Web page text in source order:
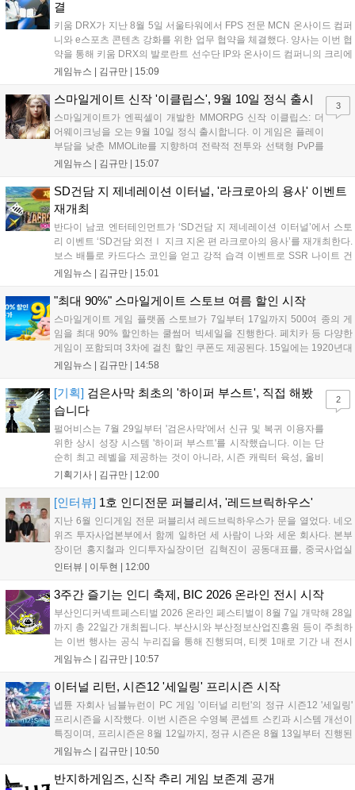
결
키움 DRX가 지난 8월 5일 서울타워에서 FPS 전문 MCN 온사이드 컴퍼
니와 e스포츠 콘텐츠 강화를 위한 업무 협약을 체결했다. 양사는 이번 협
약을 통해 키움 DRX의 발로란트 선수단 IP와 온사이드 컴퍼니의 크리에
이터 네트워크를 결합하여 정규 및 특별 콘텐츠를 공동 기획한다. 또한
오프라인 연계 프로그램을 순차적으로 선보이며 e스포츠 생태계 확장에
게임뉴스 | 김규만 | 15:09
스마일게이트 신작 '이클립스', 9월 10일 정식 출시
스마일게이트가 엔픽셀이 개발한 MMORPG 신작 이클립스: 더
어웨이크닝을 오는 9월 10일 정식 출시합니다. 이 게임은 플레이
부담을 낮춘 MMOLite를 지향하며 전략적 전투와 선택형 PvP를
특징으로 합니다. 현재 공식 홈페이지와 앱 마켓에서 사전등록을
니다. 또한 카카오톡 채널 추가 시 주차별 스페셜 쿠폰과 한정 스
킨, 경품 이벤트 등 풍성한 혜택을 마련해 이용자들의 기대를 모
으고 있습니다....
게임뉴스 | 김규만 | 15:07
3
SD건담 지 제네레이션 이터널, '라크로아의 용사' 이벤트
재개최
반다이 남코 엔터테인먼트가 ‘SD건담 지 제네레이션 이터널’에서 스토
리 이벤트 ‘SD건담 외전Ⅰ 지크 지온 편 라크로아의 용사’를 재개최한다.
보스 배틀로 카드다스 코인을 얻고 강적 습격 이벤트로 SSR 나이트 건
담을 획득할 수 있다. 로그인 보너스로 최대 다이아 3,000개를 지급하며,
원 증정한다. 또한 9월 30일까지 공식 유튜브에서 특별 프로그램을 시청
게임뉴스 | 김규만 | 15:01
"최대 90%" 스마일게이트 스토브 여름 할인 시작
스마일게이트 게임 플랫폼 스토브가 7일부터 17일까지 500여 종의 게
임을 최대 90% 할인하는 쿨썸머 빅세일을 진행한다. 페치카 등 다양한
게임이 포함되며 3차에 걸친 할인 쿠폰도 제공된다. 15일에는 1920년대
경성 배경의 신작 그날의 신문이 출시되며, 15일부터 17일까지는 국내
은 공식 페이지에서 확인 가능하다....
게임뉴스 | 김규만 | 14:58
[기획] 검은사막 최초의 '하이퍼 부스트', 직접 해봤
습니다
펄어비스는 7월 29일부터 '검은사막'에서 신규 및 복귀 이용자를
위한 상시 성장 시스템 '하이퍼 부스트'를 시작했습니다. 이는 단
순히 최고 레벨을 제공하는 것이 아니라, 시즌 캐릭터 육성, 올비
아 아카데미 수료, 아침의 나라 설화 진행 등 4단계 과정을 통해
용자는 과제를 완수하며 동(V) 투발라 장비와 검은별 무기, 카라
기획기사 | 김규만 | 12:00
2
[인터뷰] 1호 인디전문 퍼블리셔, '레드브릭하우스'
지난 6월 인디게임 전문 퍼블리셔 레드브릭하우스가 문을 열었다. 네오
위즈 투자사업본부에서 함께 일하던 세 사람이 나와 세운 회사다. 본부
장이던 홍지철과 인디투자실장이던 김혁진이 공동대표를, 중국사업실
장이던 이민정이 이사를 맡았다. 출범 한 달여 만에 위메이드맥스의 전
들어왔다. 서비스 중인...
인터뷰 | 이두현 | 12:00
3주간 즐기는 인디 축제, BIC 2026 온라인 전시 시작
부산인디커넥트페스티벌 2026 온라인 페스티벌이 8월 7일 개막해 28일
까지 총 22일간 개최됩니다. 부산시와 부산정보산업진흥원 등이 주최하
는 이번 행사는 공식 누리집을 통해 진행되며, 티켓 1매로 기간 내 전시
작을 제한 없이 체험할 수 있습니다. 일반 및 루키 부문 등 다양한 인디게
세계 누구나 참여 가능한 이번 행사는 역대 최대 규모로 열려 인디게임
게임뉴스 | 김규만 | 10:57
이터널 리턴, 시즌12 '세일링' 프리시즌 시작
넵튠 자회사 님블뉴런이 PC 게임 '이터널 리턴'의 정규 시즌12 '세일링'
프리시즌을 시작했다. 이번 시즌은 수영복 콘셉트 스킨과 시스템 개선이
특징이며, 프리시즌은 8월 12일까지, 정규 시즌은 8월 13일부터 진행된
다. 실험체 관찰일지 추가와 후반부 전략 강화를 위한 다중 크로노 스피
대를 모으고 있다....
게임뉴스 | 김규만 | 10:50
반지하게임즈, 신작 추리 게임 보존계 공개